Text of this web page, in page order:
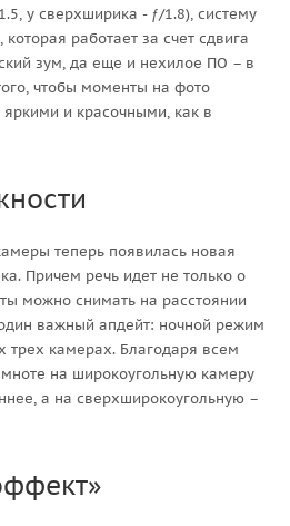
у сверхширика - ƒ/1.8), систему
работает за счет сдвига
зум, да еще и нехилое ПО – в
чтобы моменты на фото
и красочными, как в
теперь появилась новая
Причем речь идет не только о
можно снимать на расстоянии
важный апдейт: ночной режим
трех камерах. Благодаря всем
на широкоугольную камеру
а на сверхширокоугольную –